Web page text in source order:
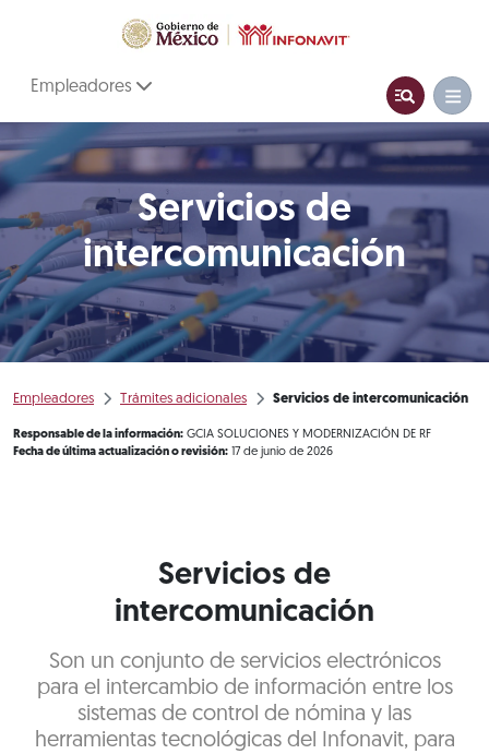
Empleadores
Servicios de
intercomunicación
Empleadores Trámites adicionales Servicios de intercomunicación
Responsable de la información: GCIA SOLUCIONES Y MODERNIZACIÓN DE RF
Fecha de última actualización o revisión: 17 de junio de 2026
Servicios de
intercomunicación
Son un conjunto de servicios electrónicos
para el intercambio de información entre los
sistemas de control de nómina y las
herramientas tecnológicas del Infonavit, para